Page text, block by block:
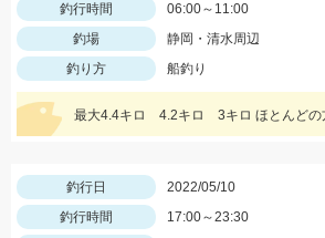
釣行時間
06:00～11:00
釣場
静岡・清水周辺
釣り方
船釣り
最大4.4キロ 4.2キロ 3キロ ほとんどの
釣行日
2022/05/10
釣行時間
17:00～23:30